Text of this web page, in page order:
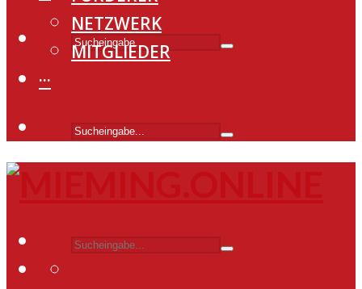
NETZWERK
MITGLIEDER
···